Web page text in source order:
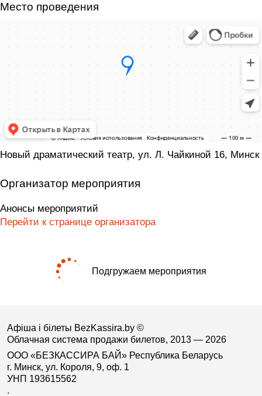
Место проведения
Новый драматический театр, ул. Л. Чайкиной 16, Минск
Организатор мероприятия
Анонсы мероприятий
Перейти к странице организатора
Подгружаем мероприятия
Афіша і білеты BezKassira.by ©
Облачная система продажи билетов, 2013 — 2026
ООО «БЕЗКАССИРА БАЙ» Республика Беларусь
г. Минск, ул. Короля, 9, оф. 1
УНП 193615562
.